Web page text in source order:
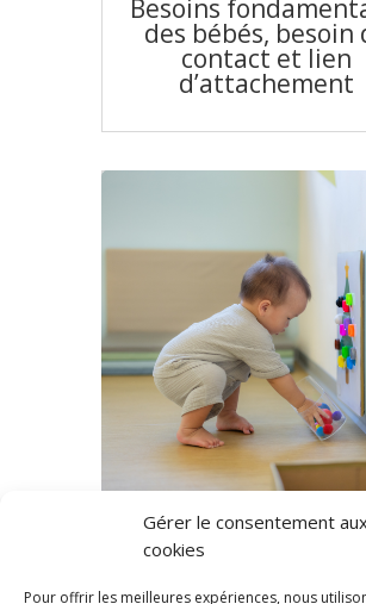
Gérer le consentement
cookies
Pour offrir les meilleures expériences, nous
Besoins
des bébés, besoin
contact et lien
d’attachement
Le jeu et le jouet